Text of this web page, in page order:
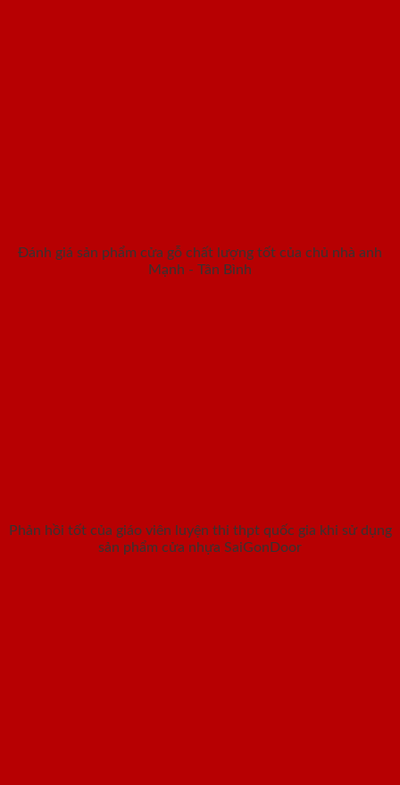
Đánh giá sản phẩm cửa gỗ chất lượng tốt của chủ nhà anh
Mạnh - Tân Bình
Phản hồi tốt của giáo viên luyện thi thpt quốc gia khi sử dụng
sản phẩm cửa nhựa SaiGonDoor